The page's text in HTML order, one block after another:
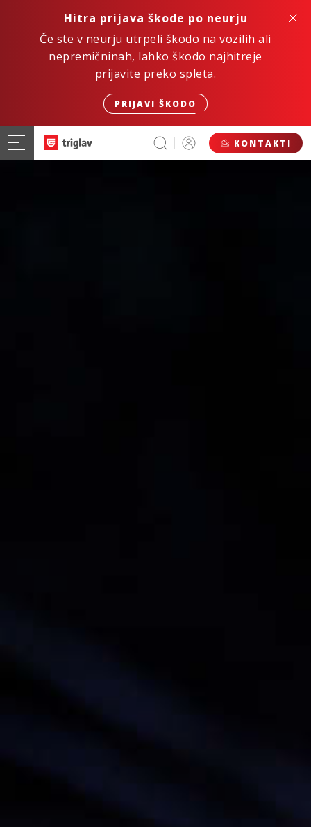
Hitra prijava škode po neurju
Če ste v neurju utrpeli škodo na vozilih ali
nepremičninah, lahko škodo najhitreje
prijavite preko spleta.
PRIJAVI ŠKODO
KONTAKTI